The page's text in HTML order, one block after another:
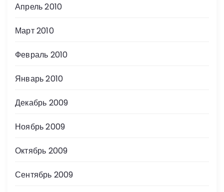
Апрель 2010
Март 2010
Февраль 2010
Январь 2010
Декабрь 2009
Ноябрь 2009
Октябрь 2009
Сентябрь 2009